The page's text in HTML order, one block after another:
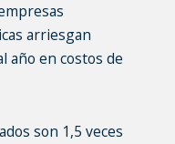
arriesgan
año en costos de
son 1,5 veces